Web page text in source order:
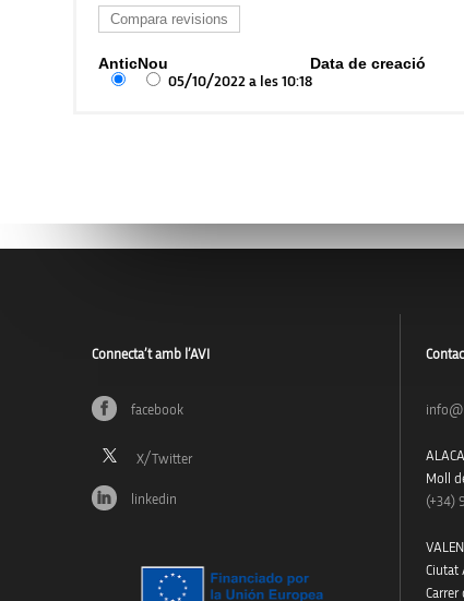
AnticNou Data de creació
05/10/2022 a les 10:18
Connecta’t amb l’AVI
facebook
linkedin
Moll
(+34)
Ciutat
Carrer